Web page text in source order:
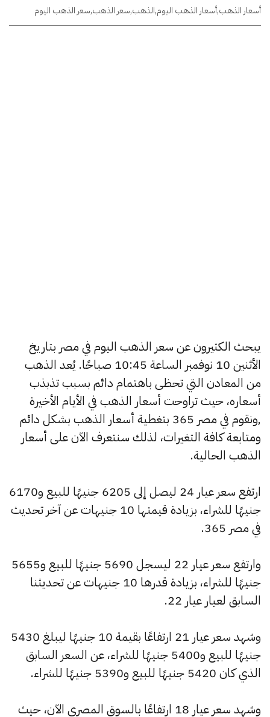
أسعار الذهب,أسعار الذهب اليوم,الذهب,سعر الذهب,سعر الذهب اليوم
يبحث الكثيرون عن سعر الذهب اليوم في مصر بتاريخ
الأثنين 10 نوفمبر الساعة 10:45 صباحًا. يُعد الذهب
من المعادن التي تحظى باهتمام دائم بسبب تذبذب
أسعاره، حيث تراوحت أسعار الذهب في الأيام الأخيرة
,ونقوم في مصر 365 بتغطية أسعار الذهب بشكل دائم
ومتابعة كافة التغيرات، لذلك سنتعرف الآن على أسعار
الذهب الحالية.
ارتفع سعر عيار 24 ليصل إلى 6205 جنيهًا للبيع و6170
جنيهًا للشراء، بزيادة قيمتها 10 جنيهات عن آخر تحديث
في مصر 365.
وارتفع سعر عيار 22 ليسجل 5690 جنيهًا للبيع و5655
جنيهًا للشراء، بزيادة قدرها 10 جنيهات عن تحديثنا
السابق لعيار عيار 22.
وشهد سعر عيار 21 ارتفاعًا بقيمة 10 جنيهًا ليبلغ 5430
جنيهًا للبيع و5400 جنيهًا للشراء، عن السعر السابق
الذي كان 5420 جنيهًا للبيع و5390 جنيهًا للشراء.
وشهد سعر عيار 18 ارتفاعًا بالسوق المصري الآن، حيث